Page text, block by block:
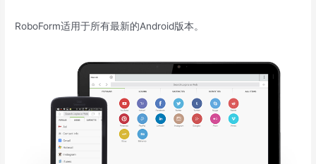
RoboForm适用于所有最新的Android版本。